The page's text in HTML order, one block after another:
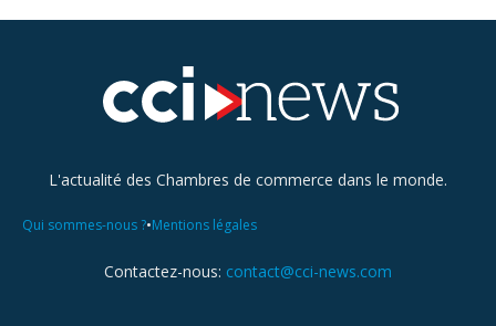
L'actualité des Chambres de commerce dans le monde.
Qui sommes-nous ?•Mentions légales
Contactez-nous: contact@cci-news.com